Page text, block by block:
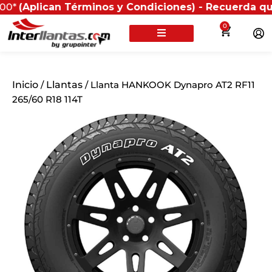
Términos y Condiciones) - Recuerda que si
0
Inicio / Llantas / Llanta HANKOOK Dynapro AT2 RF11
265/60 R18 114T